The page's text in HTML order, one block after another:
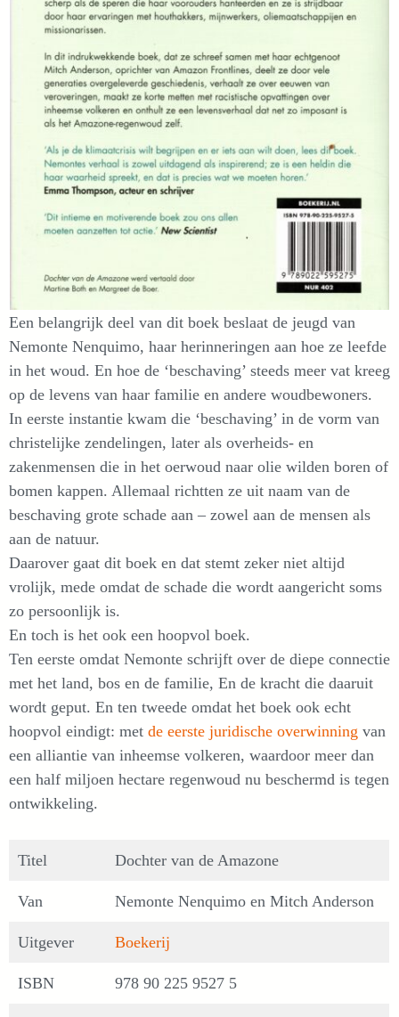
Een belangrijk deel van dit boek beslaat de jeugd van
Nemonte Nenquimo, haar herinneringen aan hoe ze leefde
in het woud. En hoe de ‘beschaving’ steeds meer vat kreeg
op de levens van haar familie en andere woudbewoners.
In eerste instantie kwam die ‘beschaving’ in de vorm van
christelijke zendelingen, later als overheids- en
zakenmensen die in het oerwoud naar olie wilden boren of
bomen kappen. Allemaal richtten ze uit naam van de
beschaving grote schade aan – zowel aan de mensen als
aan de natuur.
Daarover gaat dit boek en dat stemt zeker niet altijd
vrolijk, mede omdat de schade die wordt aangericht soms
zo persoonlijk is.
En toch is het ook een hoopvol boek.
Ten eerste omdat Nemonte schrijft over de diepe connectie
met het land, bos en de familie, En de kracht die daaruit
wordt geput. En ten tweede omdat het boek ook echt
hoopvol eindigt: met de eerste juridische overwinning van
een alliantie van inheemse volkeren, waardoor meer dan
een half miljoen hectare regenwoud nu beschermd is tegen
ontwikkeling.
Titel Dochter van de Amazone
Van Nemonte Nenquimo en Mitch Anderson
Uitgever Boekerij
ISBN 978 90 225 9527 5